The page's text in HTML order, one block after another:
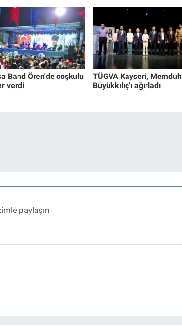
Band Ören'de coşkulu
verdi
TÜGVA Kayseri, Memduh
Büyükkılıç'ı ağırladı